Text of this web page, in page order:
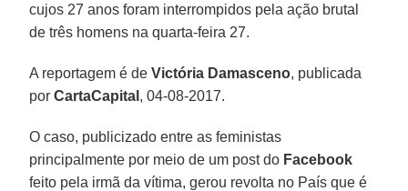
cujos 27 anos foram interrompidos pela ação brutal
de três homens na quarta-feira 27.
A reportagem é deVictória Damasceno, publicada
porCartaCapital , 04-08-2017.
O caso, publicizado entre as feministas
principalmente por meio de um post do Facebook
feito pela irmã da vítima, gerou revolta no País que é